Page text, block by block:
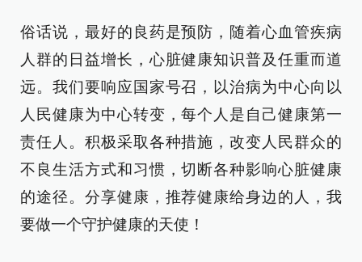
俗话说，最好的良药是预防，随着心血管疾病
人群的日益增长，心脏健康知识普及任重而道
远。我们要响应国家号召，以治病为中心向以
人民健康为中心转变，每个人是自己健康第一
责任人。积极采取各种措施，改变人民群众的
不良生活方式和习惯，切断各种影响心脏健康
的途径。分享健康，推荐健康给身边的人，我
要做一个守护健康的天使！